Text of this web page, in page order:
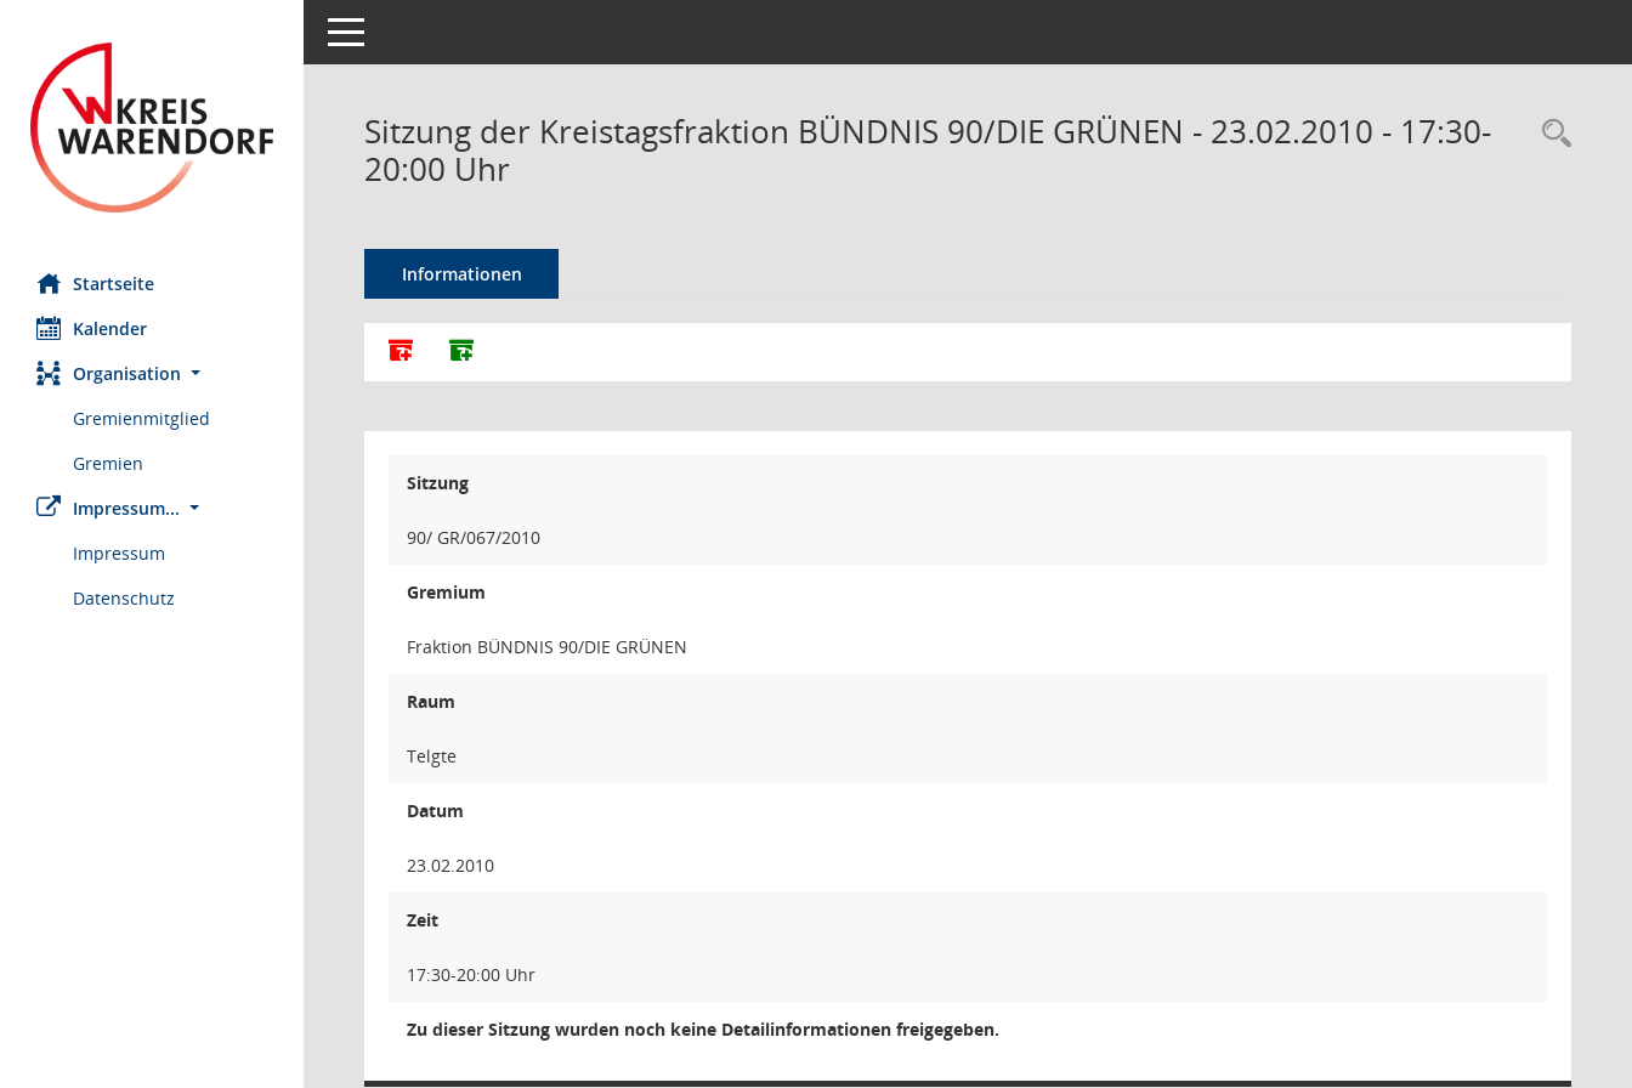
Startseite
Kalender
Organisation
Gremienmitglied
Gremien
Impressum...
Impressum
Datenschutz
Toggle navigation
Sitzung der Kreistagsfraktion BÜNDNIS 90/DIE GRÜNEN - 23.02.2010 - 17:30-
20:00 Uhr
Informationen
Alle Dokumente zu dieser Sitzung zusammenfassen
Dokumente ohne Anlagen zusammenfassen
Sitzung
90/ GR/067/2010
Gremium
Fraktion BÜNDNIS 90/DIE GRÜNEN
Raum
Telgte
Datum
23.02.2010
Zeit
17:30-20:00 Uhr
Zu dieser Sitzung wurden noch keine Detailinformationen freigegeben.